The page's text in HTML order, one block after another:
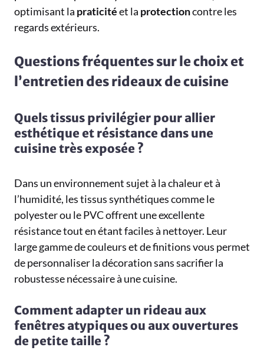
optimisant la praticitéet la protectioncontre les
regards extérieurs.
Questions fréquentes sur le choix et
l’entretien des rideaux de cuisine
Quels tissus privilégier pour allier
esthétique et résistance dans une
cuisine très exposée ?
Dans un environnement sujet à la chaleur et à
l’humidité, les tissus synthétiques comme le
polyester ou le PVC offrent une excellente
résistance tout en étant faciles à nettoyer. Leur
large gamme de couleurs et de finitions vous permet
de personnaliser la décoration sans sacrifier la
robustesse nécessaire à une cuisine.
Comment adapter un rideau aux
fenêtres atypiques ou aux ouvertures
de petite taille ?